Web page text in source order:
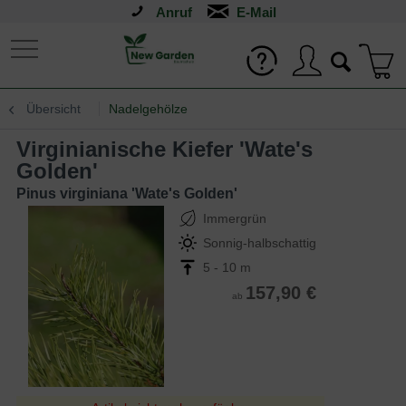
Anruf
Übersicht Nadelgehölze
Virginianische Kiefer 'Wate's
Golden'
Pinus virginiana 'Wate's Golden'
Immergrün
Sonnig-halbschattig
5 - 10 m
ab 157,90 €